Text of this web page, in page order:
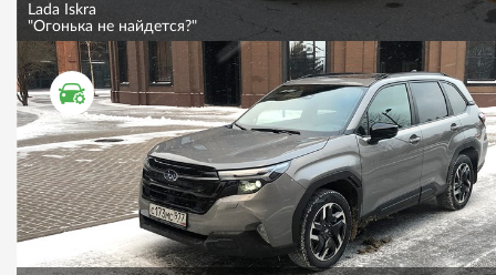
Lada Iskra
"Огонька не найдется?"
ТЕСТ ДРАЙВ